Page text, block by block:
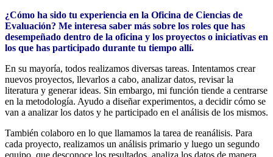
¿Cómo ha sido tu experiencia en la Oficina de Ciencias de
Evaluación? Me interesa saber más sobre los roles que has
desempeñado dentro de la oficina y los proyectos o iniciativas en
los que has participado durante tu tiempo allí.
En su mayoría, todos realizamos diversas tareas. Intentamos crear
nuevos proyectos, llevarlos a cabo, analizar datos, revisar la
literatura y generar ideas. Sin embargo, mi función tiende a centrarse
en la metodología. Ayudo a diseñar experimentos, a decidir cómo se
van a analizar los datos y he participado en el análisis de los mismos.
También colaboro en lo que llamamos la tarea de reanálisis. Para
cada proyecto, realizamos un análisis primario y luego un segundo
equipo, que desconoce los resultados, analiza los datos de manera